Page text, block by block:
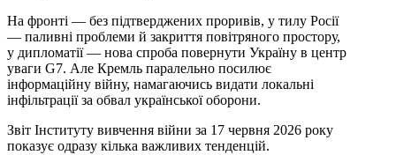
На фронті — без підтверджених проривів, у тилу Росії
— паливні проблеми й закриття повітряного простору,
у дипломатії — нова спроба повернути Україну в центр
уваги G7. Але Кремль паралельно посилює
інформаційну війну, намагаючись видати локальні
інфільтрації за обвал української оборони.
Звіт Інституту вивчення війни за 17 червня 2026 року
показує одразу кілька важливих тенденцій.